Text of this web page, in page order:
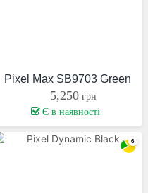
Pixel Max SB9703 Green
5,250 грн
Є в наявності